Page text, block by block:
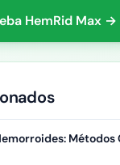
HemRid Max →
Métodos